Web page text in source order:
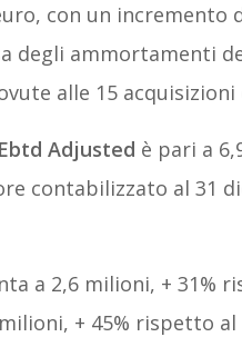
con un incremento
degli ammortamenti
alle 15
Adjusted è pari a
contabilizzato al 31
a 2,6 milioni, + 31%
+ 45% rispetto al